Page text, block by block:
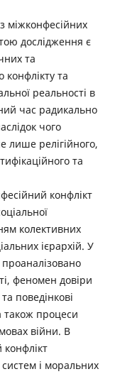
міжконфесійних
­дослідження є
та
конфлікту та
реальності в
час радикально
чого
лише релігійного,
та
конфлікт
колективних
ієрархій. У
феномен довіри
поведінкові
також процеси
війни. В
конфлікт
систем і моральних